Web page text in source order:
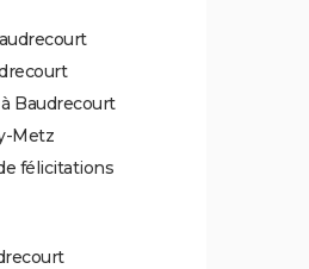
Baudrecourt
Metz
félicitations